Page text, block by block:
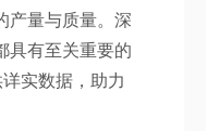
量与质量。深
具有至关重要的
实数据，助力